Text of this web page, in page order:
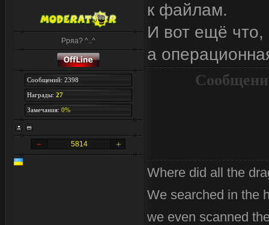
Рряа? ^..^
Сообщений: 2398
Награды: 27
Замечания: 0%
5814
к файлам.
И вот ещё
а
Where did all the
We searched in the
we even scanned